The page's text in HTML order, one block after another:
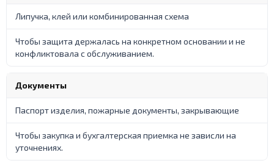
Липучка, клей или комбинированная схема
Чтобы защита держалась на конкретном основании и не
конфликтовала с обслуживанием.
Документы
Паспорт изделия, пожарные документы, закрывающие
Чтобы закупка и бухгалтерская приемка не зависли на
уточнениях.